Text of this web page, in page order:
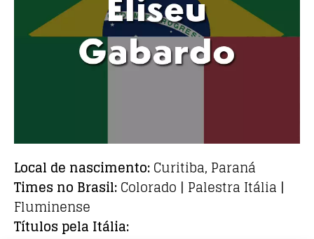
Local de nascimento:Curitiba, Paraná
Times no Brasil:Colorado | Palestra Itália |
Fluminense
Títulos pela Itália: